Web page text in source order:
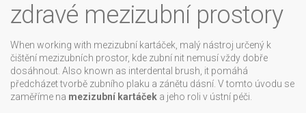
zdravé mezizubní prostory
When working with mezizubní kartáček malý nástroj určený k
čištění mezizubních prostor, kde zubní nit nemusí vždy dobře
dosáhnout . Also known as interdental brush , it pomáhá
předcházet tvorbě zubního plaku a zánětu dásní V tomto úvodu se
zaměříme na mezizubní kartáček a jeho roli v ústní péči.